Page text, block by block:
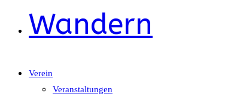
Wandern
Verein
Veranstaltungen